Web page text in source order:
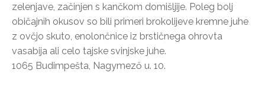
zelenjave, začinjen s kančkom domišljije. Poleg bolj
običajnih okusov so bili primeri brokolijeve kremne juhe
z ovčjo skuto, enolončnice iz brstičnega ohrovta
vasabija ali celo tajske svinjske juhe.
1065 Budimpešta, Nagymező u. 10.